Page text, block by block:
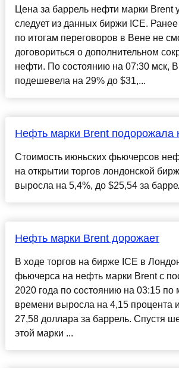
Цена за баррель нефти марки Brent
следует из данных биржи ICE.
по итогам переговоров в Вене не
договориться о дополнительном
нефти. По состоянию на 07:30 мск,
подешевела на 29% до $31,...
Нефть марки Brent подорожала
Стоимость июньских фьючерсов
на открытии торгов лондонской
выросла на 5,4%, до $25,54 за
Нефть марки Brent дорожает
В ходе торгов на бирже ICE в
фьючерса на нефть марки Brent с
2020 года по состоянию на 03:15 по
времени выросла на 4,15 процента
27,58 доллара за баррель. Спустя
этой марки ...